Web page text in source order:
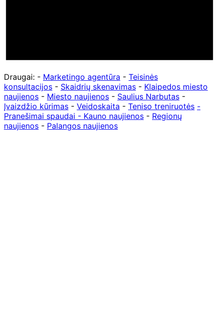
Draugai: - Marketingo agentūra - Teisinės
konsultacijos - Skaidrių skenavimas - Klaipedos miesto
naujienos - Miesto naujienos - Saulius Narbutas -
Įvaizdžio kūrimas - Veidoskaita - Teniso treniruotės -
Pranešimai spaudai - Kauno naujienos - Regionų
naujienos - Palangos naujienos